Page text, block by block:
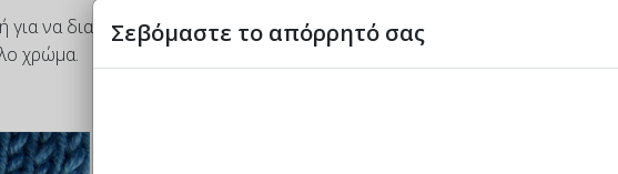
για να διαμορφώσετε τα μανίκια. Μην τη χρησιμοποιείται σε πολύχρωμα
χρώμα.
Σεβόμαστε το απόρρητό σας